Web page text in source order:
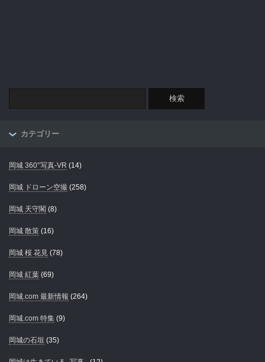
カテゴリー
岡城 360°写真-VR (14)
岡城 ドローン空撮 (258)
岡城 天守閣 (8)
岡城 散策 (16)
岡城 桜 花見 (78)
岡城 紅葉 (69)
岡城.com 最新情報 (264)
岡城.com 特集 (9)
岡城の石垣 (35)